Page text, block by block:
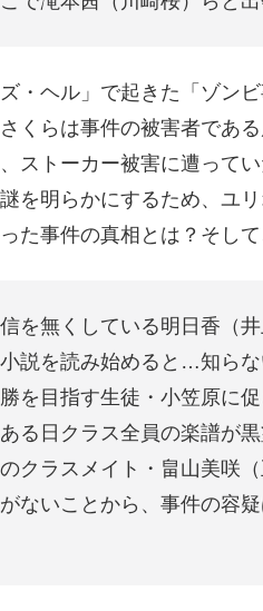
・ヘル」で起きた「ゾン
くらは事件の被害者であ
ストーカー被害に遭って
を明らかにするため、ユ
た事件の真相とは？そし
を無くしている明日香（
説を読み始めると…知ら
を目指す生徒・小笠原に
る日クラス全員の楽譜が
クラスメイト・畠山美咲
ないことから、事件の容